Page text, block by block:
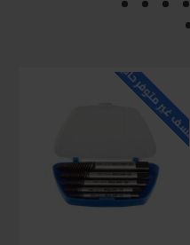
للاسف غير متوفر حاليا